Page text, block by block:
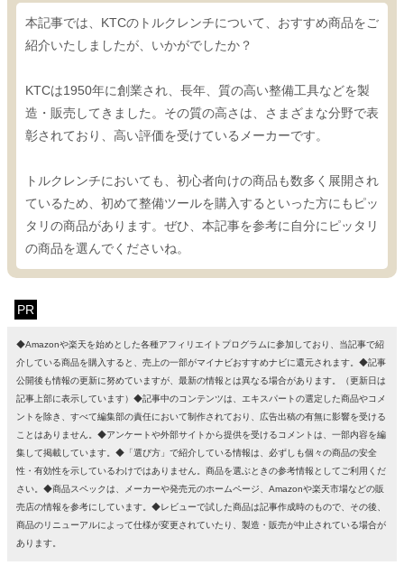
本記事では、KTCのトルクレンチについて、おすすめ商品をご
紹介いたしましたが、いかがでしたか？
KTCは1950年に創業され、長年、質の高い整備工具などを製
造・販売してきました。その質の高さは、さまざまな分野で表
彰されており、高い評価を受けているメーカーです。
トルクレンチにおいても、初心者向けの商品も数多く展開され
ているため、初めて整備ツールを購入するといった方にもピッ
タリの商品があります。ぜひ、本記事を参考に自分にピッタリ
の商品を選んでくださいね。
PR
◆Amazonや楽天を始めとした各種アフィリエイトプログラムに参加しており、当記事で紹
介している商品を購入すると、売上の一部がマイナビおすすめナビに還元されます。◆記事
公開後も情報の更新に努めていますが、最新の情報とは異なる場合があります。（更新日は
記事上部に表示しています）◆記事中のコンテンツは、エキスパートの選定した商品やコメ
ントを除き、すべて編集部の責任において制作されており、広告出稿の有無に影響を受ける
ことはありません。◆アンケートや外部サイトから提供を受けるコメントは、一部内容を編
集して掲載しています。◆「選び方」で紹介している情報は、必ずしも個々の商品の安全
性・有効性を示しているわけではありません。商品を選ぶときの参考情報としてご利用くだ
さい。◆商品スペックは、メーカーや発売元のホームページ、Amazonや楽天市場などの販
売店の情報を参考にしています。◆レビューで試した商品は記事作成時のもので、その後、
商品のリニューアルによって仕様が変更されていたり、製造・販売が中止されている場合が
あります。